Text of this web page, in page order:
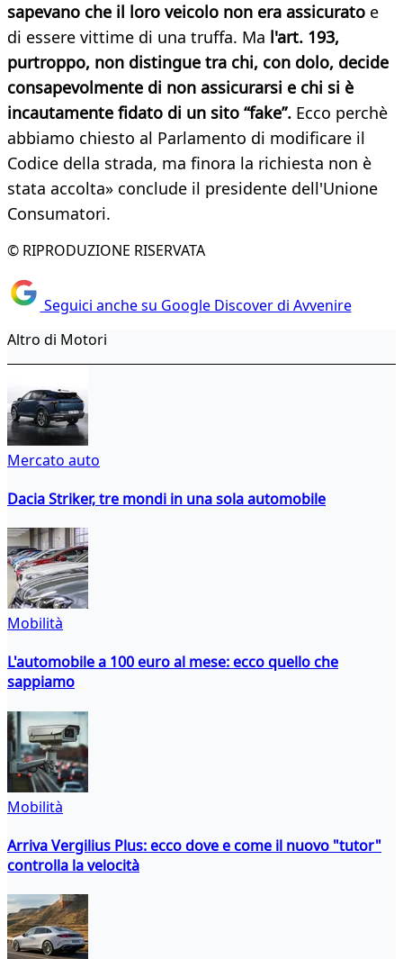
sapevano che il loro veicolo non era assicurato e
di essere vittime di una truffa. Ma l'art. 193,
purtroppo, non distingue tra chi, con dolo, decide
consapevolmente di non assicurarsi e chi si è
incautamente fidato di un sito “fake”. Ecco perchè
abbiamo chiesto al Parlamento di modificare il
Codice della strada, ma finora la richiesta non è
stata accolta» conclude il presidente dell'Unione
Consumatori.
© RIPRODUZIONE RISERVATA
Seguici anche su Google Discover di Avvenire
Altro di Motori
Mercato auto
Dacia Striker, tre mondi in una sola automobile
Mobilità
L'automobile a 100 euro al mese: ecco quello che
sappiamo
Mobilità
Arriva Vergilius Plus: ecco dove e come il nuovo "tutor"
controlla la velocità